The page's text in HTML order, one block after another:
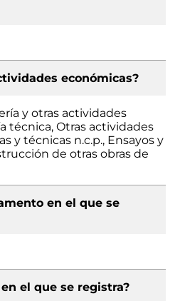
económicas?
y otras actividades
técnica, Otras actividades
y técnicas n.c.p., Ensayos y
de otras obras de
en el que se
el que se registra?